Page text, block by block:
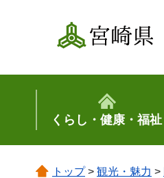
宮崎県
くらし・健康・福祉
トップ> 観光・魅力 >